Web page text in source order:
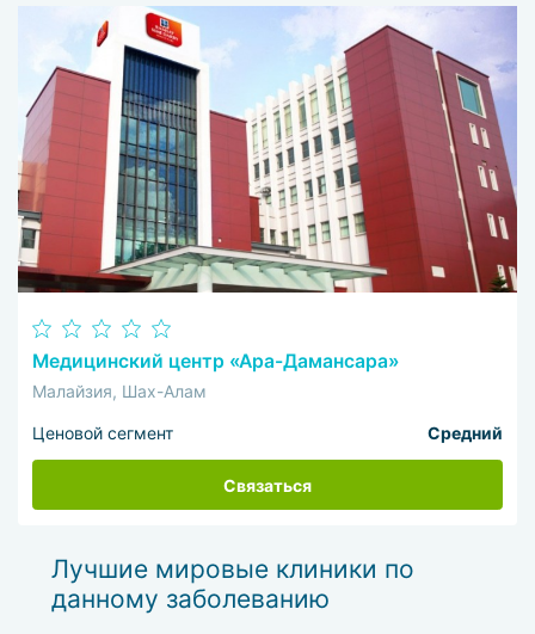
Медицинский центр «Ара-Дамансара»
Малайзия, Шах-Алам
Ценовой сегмент Средний
Связаться
Лучшие мировые клиники по
данному заболеванию